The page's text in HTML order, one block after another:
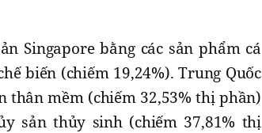
Singapore bằng các sản phẩm cá
biến (chiếm 19,24%). Trung Quốc
thân mềm (chiếm 32,53% thị phần)
sản thủy sinh (chiếm 37,81% thị